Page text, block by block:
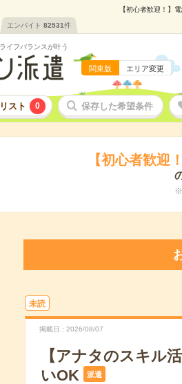
【初心者歓迎！】
エンバイト 82531件
イフバランスが叶う
関東版 エリア変更
スト 0 保存した希望条件
【初心者歓迎
※
未読
掲載日 2026/08/07
【アナタのスキル
いOK
派遣